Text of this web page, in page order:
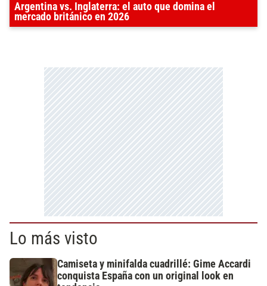
Argentina vs. Inglaterra: el auto que domina el
mercado británico en 2026
Lo más visto
Camiseta y minifalda cuadrillé: Gime Accardi
conquista España con un original look en